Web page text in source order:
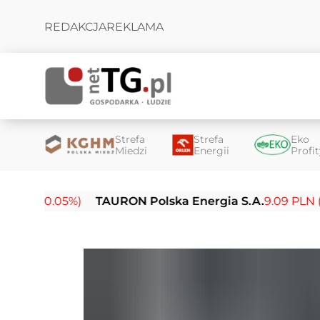
REDAKCJAREKLAMA
Strefa
Miedzi
Strefa
Energii
Eko
TAURON Polska Energia S.A.9.09 PLN (-0.14%)